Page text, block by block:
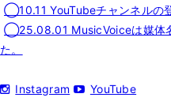
◯10.11 YouTubeチャンネルの
◯25.08.01 MusicVoiceは媒体
た。
Instagram YouTube